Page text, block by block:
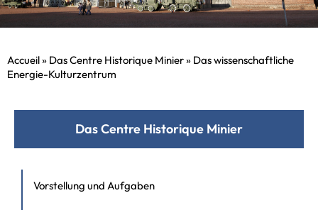
Accueil» Das Centre Historique Minier» Das wissenschaftliche
Energie-Kulturzentrum
Das Centre Historique Minier
Vorstellung und Aufgaben